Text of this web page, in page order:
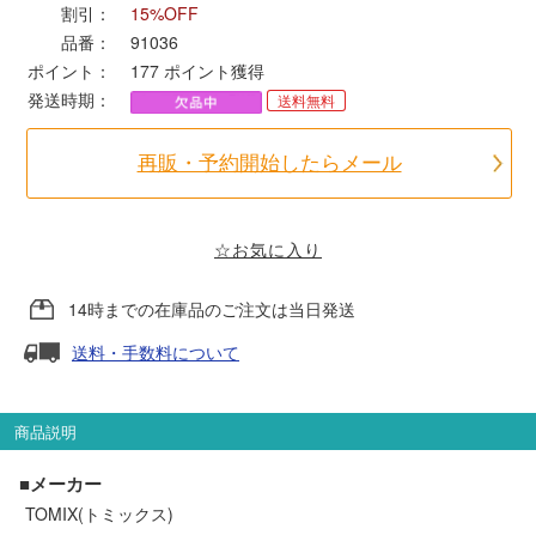
さんけい
トラムウェイ
走行エリア別 鉄道模型車両リスト
割引：
15%OFF
品番：
91036
ポイント：
177 ポイント獲得
発送時期：
送料無料
再販・予約開始したらメール
☆お気に入り
14時までの在庫品のご注文は当日発送
送料・手数料について
商品説明
■メーカー
TOMIX(トミックス)